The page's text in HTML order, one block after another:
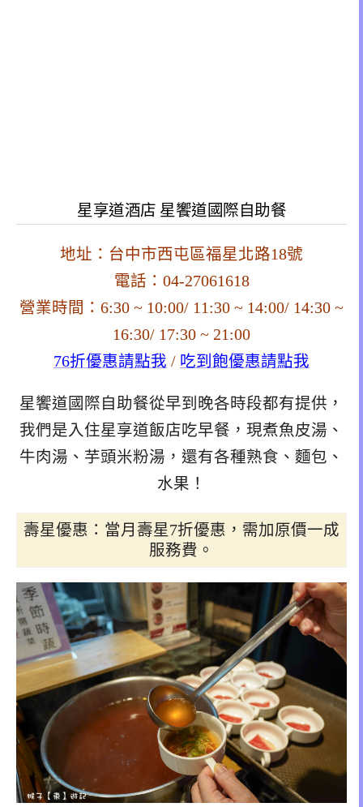
星享道酒店 星饗道國際自助餐
地址：台中市西屯區福星北路18號
電話：04-27061618
營業時間：6:30 ~ 10:00/ 11:30 ~ 14:00/ 14:30 ~
16:30/ 17:30 ~ 21:00
76折優惠請點我 / 吃到飽優惠請點我
星饗道國際自助餐從早到晚各時段都有提供，
我們是入住星享道飯店吃早餐，現煮魚皮湯、
牛肉湯、芋頭米粉湯，還有各種熟食、麵包、
水果！
壽星優惠：當月壽星7折優惠，需加原價一成
服務費。